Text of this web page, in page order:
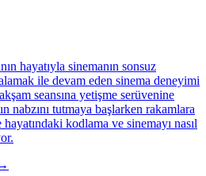
hayatıyla sinemanın sonsuz
ile devam eden sinema deneyimi
seansına yetişme serüvenine
nabzını tutmaya başlarken rakamlara
kodlama ve sinemayı nasıl